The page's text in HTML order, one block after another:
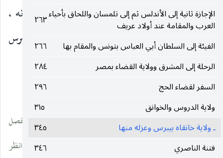
الإجازة ثانية إلى الأندلس ثم إلى تلمسان واللحاق بأحياء
العرب والمقامة عند أولاد عريف
٢٦٣
الفيئة إلى السلطان أبي العباس بتونس والمقام بها
٢٦٦
الرحلة إلى المشرق وولاية القضاء بمصر
٢٨٤
السفر لقضاء الحج
٢٩٦
ولاية الدروس والخوانق
٣١٥
ـ ولاية خانقاه بيبرس وعزله منها
٣٤٥
فتنة الناصري
٣٤٦
للقيام معه ، وزحف بهم إلى مصر ، وعاد إلى سلطانه ،
وقتل بيبرس وسلار سنة ثمان وسبعمائة.
وشيّد بيبرس
هذا أيام
__________________
(١) في الخطط للمقريري طبع مصر ٤ / ٢٧٦ وما بعدها ، حديث مفصل
عن هذه الخانقاه ، وعن بانيها الملك المظفر ركن الدين بيبرس. وانظر